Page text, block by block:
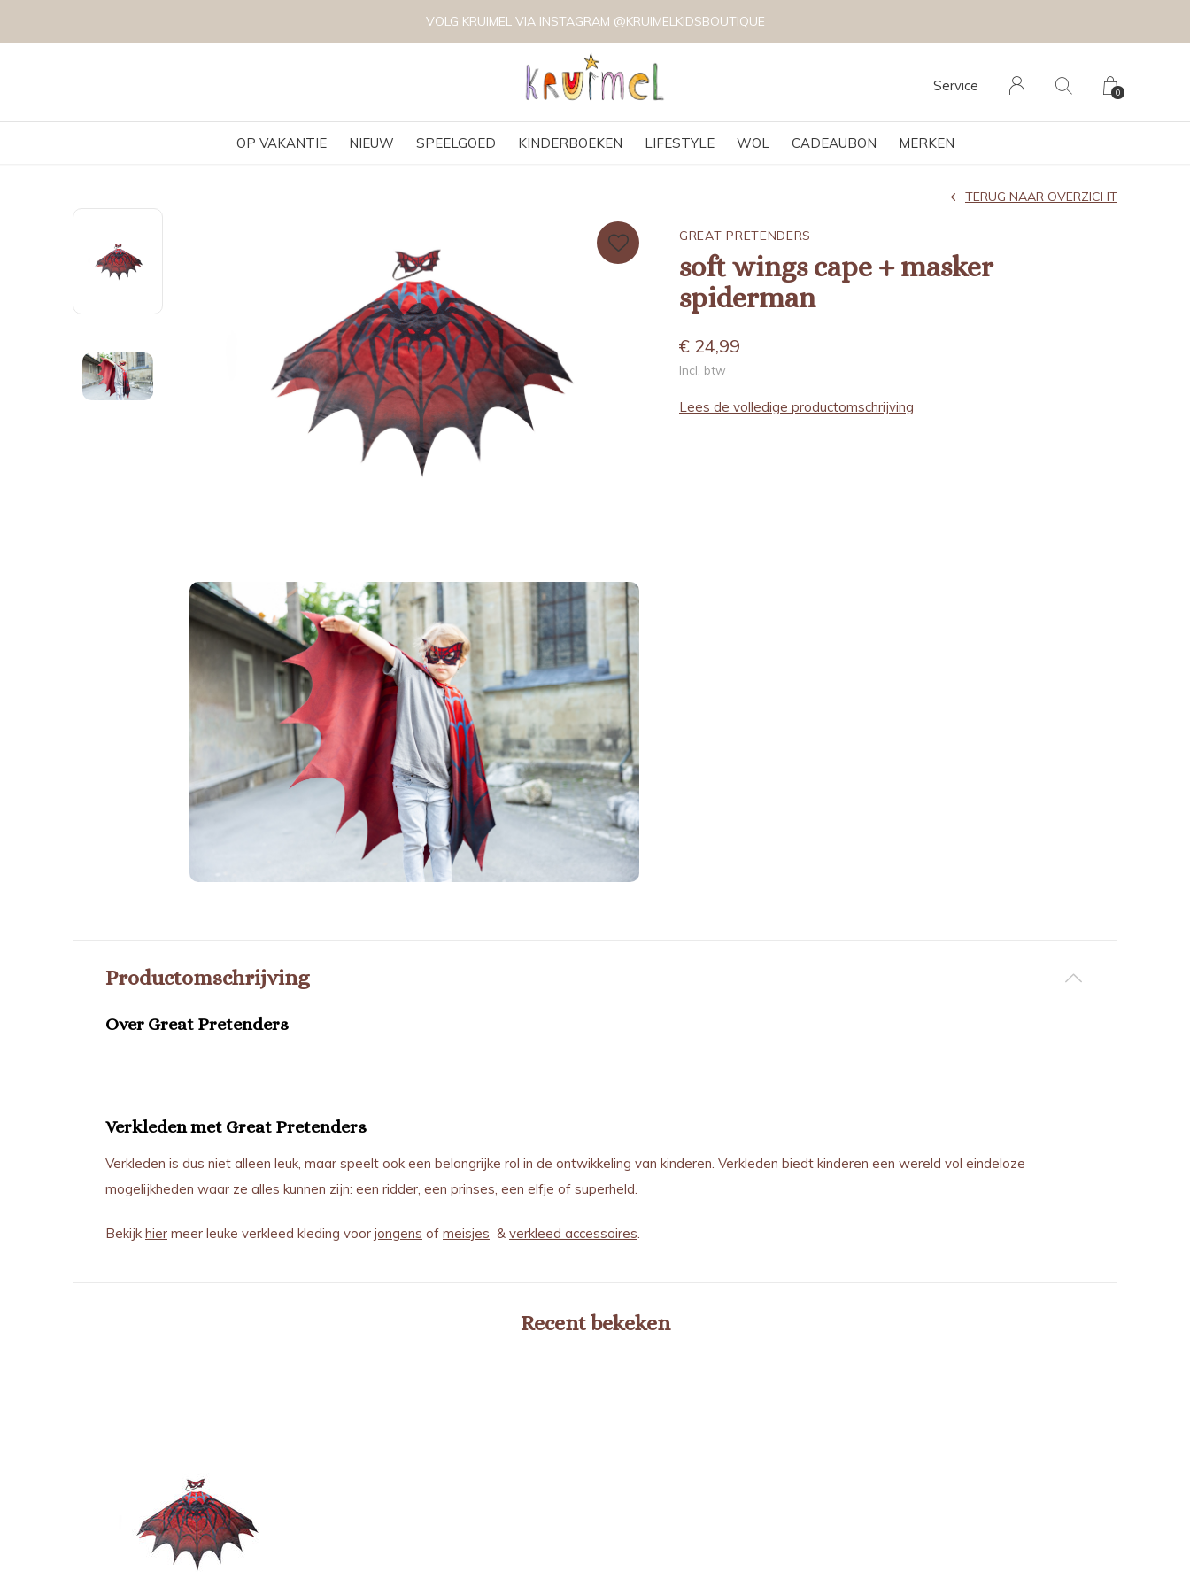
OP VAKANTIE NIEUW SPEELGOED KINDERBOEKEN LIFESTYLE WOL CADEAUBON MERKEN
Service 0
VOLG KRUIMEL VIA INSTAGRAM @KRUIMELKIDSBOUTIQUE
GREAT PRETENDERS
soft wings cape + masker
spiderman
TERUG NAAR OVERZICHT
€ 24,99
Incl. btw
Lees de volledige productomschrijving
Productomschrijving
Over Great Pretenders
Verkleden met Great Pretenders
Verkleden is dus niet alleen leuk, maar speelt ook een belangrijke rol in de ontwikkeling van kinderen. Verkleden biedt kinderen een wereld vol eindeloze
mogelijkheden waar ze alles kunnen zijn: een ridder, een prinses, een elfje of superheld.
Bekijk hier meer leuke verkleed kleding voor jongens of meisjes & verkleed accessoires
Recent bekeken